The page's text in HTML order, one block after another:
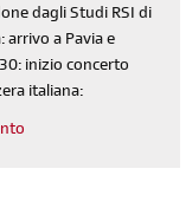
dagli Studi RSI di
arrivo a Pavia e
inizio concerto
italiana: